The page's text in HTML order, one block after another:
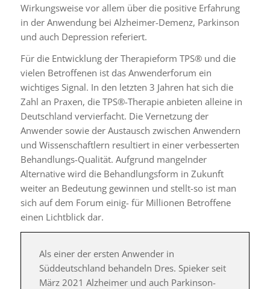
Wirkungsweise vor allem über die positive Erfahrung
in der Anwendung bei Alzheimer-Demenz, Parkinson
und auch Depression referiert.
Für die Entwicklung der Therapieform TPS® und die
vielen Betroffenen ist das Anwenderforum ein
wichtiges Signal. In den letzten 3 Jahren hat sich die
Zahl an Praxen, die TPS®-Therapie anbieten alleine in
Deutschland vervierfacht. Die Vernetzung der
Anwender sowie der Austausch zwischen Anwendern
und Wissenschaftlern resultiert in einer verbesserten
Behandlungs-Qualität. Aufgrund mangelnder
Alternative wird die Behandlungsform in Zukunft
weiter an Bedeutung gewinnen und stellt-so ist man
sich auf dem Forum einig- für Millionen Betroffene
einen Lichtblick dar.
Als einer der ersten Anwender in
Süddeutschland behandeln Dres. Spieker seit
März 2021 Alzheimer und auch Parkinson-